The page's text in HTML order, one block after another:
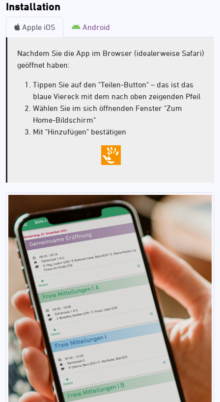
Installation
Apple iOS Android
Nachdem Sie die App im Browser (idealerweise Safari)
geöffnet haben:
Tippen Sie auf den "Teilen-Button" – das ist das
blaue Viereck mit dem nach oben zeigenden Pfeil
Wählen Sie im sich öffnenden Fenster "Zum
Home-Bildschirm"
Mit "Hinzufügen" bestätigen